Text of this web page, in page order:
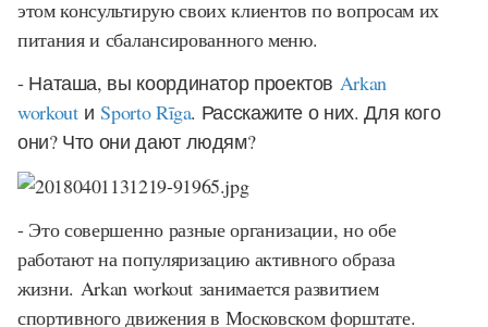
этом консультирую своих клиентов по вопросам их
питания и сбалансированного меню.
- Наташа, вы координатор проектов Arkan
workoutиSporto Rīga. Расскажите о них. Для кого
они? Что они дают людям?
- Это совершенно разные организации, но обе
работают на популяризацию активного образа
жизни. Arkan workout занимается развитием
спортивного движения в Московском форштате.